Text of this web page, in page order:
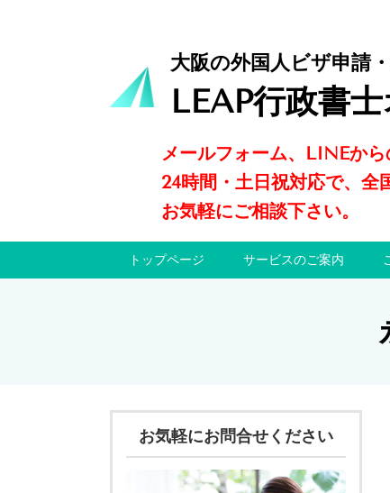
大阪の外国人ビザ申請
LEAP行政書
メールフォーム、LINEから
24時間・土日祝対応で、全国
お気軽にご相談下さい。
トップページ サービスのご案内
お気軽にお問合せください